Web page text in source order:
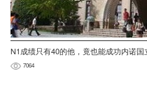
N1成绩只有40的他，竟也能成功内诺国
7064